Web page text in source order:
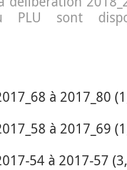
PLU sont
à 2017_80
à 2017_69
54 à 2017-57